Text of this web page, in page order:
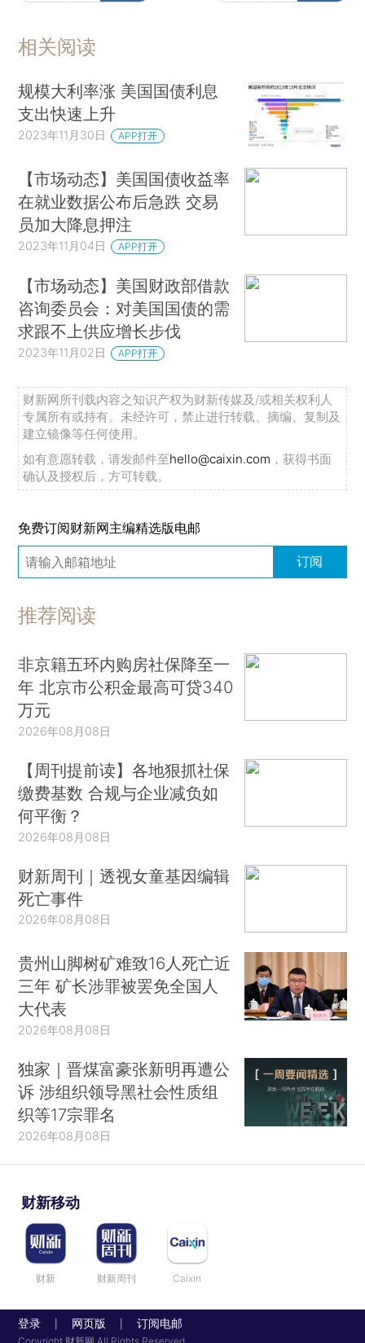
相关阅读
规模大利率涨 美国国债利息
支出快速上升
2023年11月30日 APP打开
【市场动态】美国国债收益率
在就业数据公布后急跌 交易
员加大降息押注
2023年11月04日 APP打开
【市场动态】美国财政部借款
咨询委员会：对美国国债的需
求跟不上供应增长步伐
2023年11月02日 APP打开
财新网所刊载内容之知识产权为财新传媒及/或相关权利人
专属所有或持有。未经许可，禁止进行转载、摘编、复制及
建立镜像等任何使用。
如有意愿转载，请发邮件至hello@caixin.com ，获得书面
确认及授权后，方可转载。
免费订阅财新网主编精选版电邮
订阅
推荐阅读
非京籍五环内购房社保降至一
年 北京市公积金最高可贷340
万元
2026年08月08日
【周刊提前读】各地狠抓社保
缴费基数 合规与企业减负如
何平衡？
2026年08月08日
财新周刊｜透视女童基因编辑
死亡事件
2026年08月08日
贵州山脚树矿难致16人死亡近
三年 矿长涉罪被罢免全国人
大代表
2026年08月08日
独家｜晋煤富豪张新明再遭公
诉 涉组织领导黑社会性质组
织等17宗罪名
2026年08月08日
财新移动
财新 财新周刊 Caixin
登录 网页版 订阅电邮